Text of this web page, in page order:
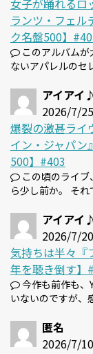
ランツ・フェル
ク名盤500】
このアルバム
ないアパレルのセ
アイアイ♪
2026/7/25
爆裂の激甚ライ
イン・ジャパン
500】#403
この頃のライ
ら少し前か。 そ
アイアイ♪
2026/7/20
気持ちは半々『
年を聴き倒す】
今作も前作も
いないのですが、
匿名
2026/7/10